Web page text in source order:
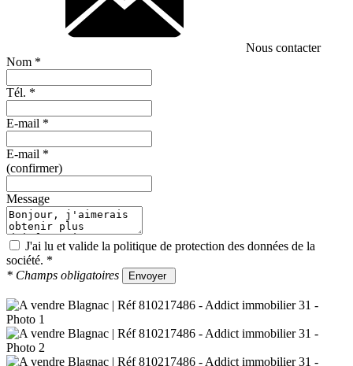
Nous contacter
Nom *
Tél. *
E-mail *
E-mail *
(confirmer)
Message
J'ai lu et valide la politique de protection des données de la
société. *
* Champs obligatoires